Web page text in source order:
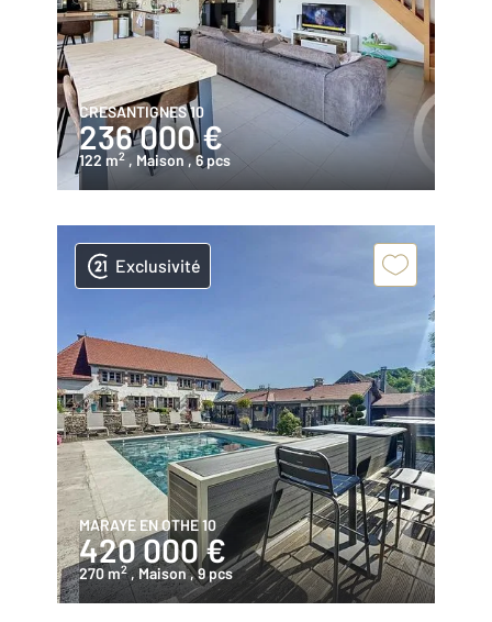
CRESANTIGNES 10
236 000 €
122 m2 , Maison , 6 pcs
Exclusivité
MARAYE EN OTHE 10
420 000 €
270 m2 , Maison, 9 pcs